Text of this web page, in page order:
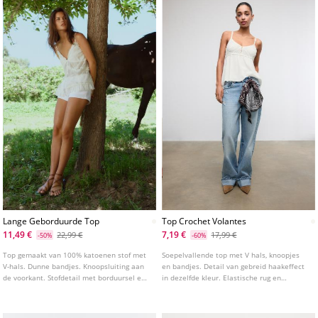
Lange Geborduurde Top
11,49 €
-50% 22,99 €
Top gemaakt van 100% katoenen stof met
V-hals. Dunne bandjes. Knoopsluiting aan
de voorkant. Stofdetail met borduursel en
Top Crochet Volantes
7,19 €
-60% 17,99 €
Soepelvallende top met V hals, knoopjes
en bandjes. Detail van gebreid haakeffect
in dezelfde kleur. Elastische rug en